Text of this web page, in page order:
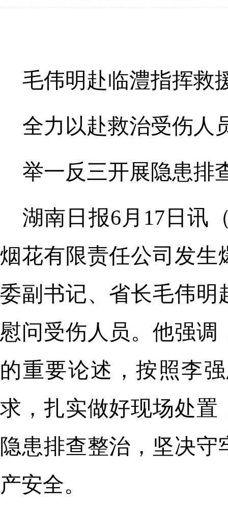
毛伟明赴临澧指挥救
全力以赴救治受伤人
举一反三开展隐患排
湖南日报6月17日讯
烟花有限责任公司发生
委副书记、省长毛伟明
慰问受伤人员。他强
的重要论述，按照李
求，扎实做好现场处置
隐患排查整治，坚决
产安全。